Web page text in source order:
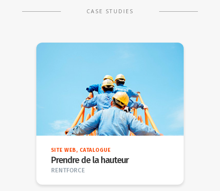
CASE STUDIES
SITE WEB, CATALOGUE
Prendre de la hauteur
RENTFORCE